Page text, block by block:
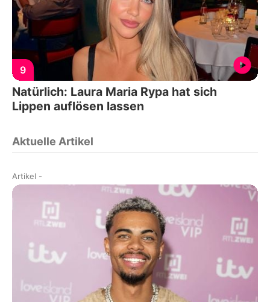
9
Natürlich: Laura Maria Rypa hat sich
Lippen auflösen lassen
Aktuelle Artikel
Artikel -